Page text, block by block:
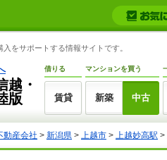
をサポートする情報サイトです。
越・
版
借りる
賃貸
マンションを買う
新築 中古
動産会社 > 新潟県 > 上越市 > 上越妙高駅 >